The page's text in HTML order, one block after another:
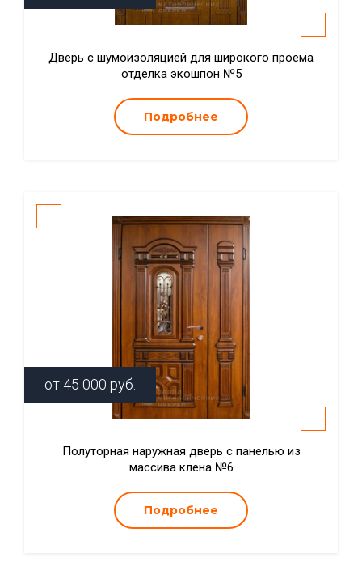
Дверь с шумоизоляцией для широкого проема
отделка экошпон №5
Подробнее
от 45 000 руб.
Полуторная наружная дверь с панелью из
массива клена №6
Подробнее